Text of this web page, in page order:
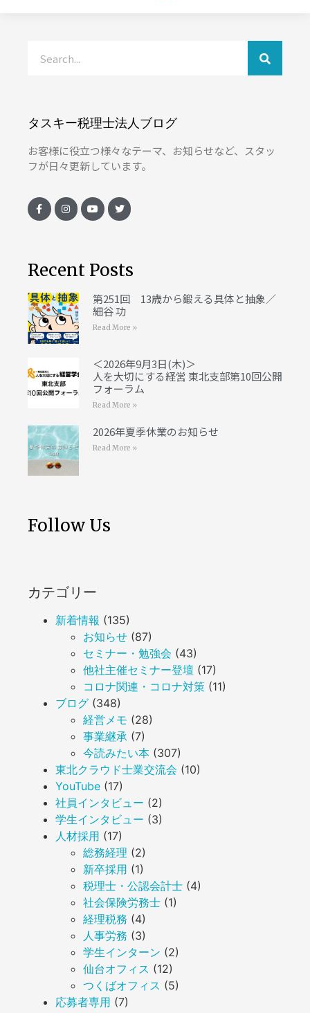
タスキー税理士法人ブログ
お客様に役立つ様々なテーマ、お知らせなど、スタッ
フが日々更新しています。
Recent Posts
第251回 13歳から鍛える具体と抽象／
細谷 功
Read More »
＜2026年9月3日(木)＞
人を大切にする経営 東北支部第10回公開
フォーラム
Read More »
2026年夏季休業のお知らせ
Read More »
Follow Us
カテゴリー
新着情報 (135)
お知らせ (87)
セミナー・勉強会 (43)
他社主催セミナー登壇 (17)
コロナ関連・コロナ対策 (11)
ブログ (348)
経営メモ (28)
事業継承 (7)
今読みたい本 (307)
東北クラウド士業交流会 (10)
YouTube (17)
社員インタビュー (2)
学生インタビュー (3)
人材採用 (17)
総務経理 (2)
新卒採用 (1)
税理士・公認会計士 (4)
社会保険労務士 (1)
経理税務 (4)
人事労務 (3)
学生インターン (2)
仙台オフィス (12)
つくばオフィス (5)
応募者専用 (7)